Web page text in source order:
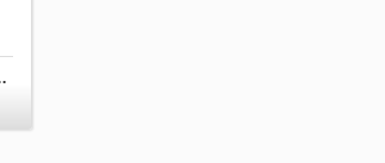
Tochter aus